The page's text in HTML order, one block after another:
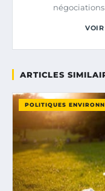
VOIR
ARTICLES
POLITIQUES